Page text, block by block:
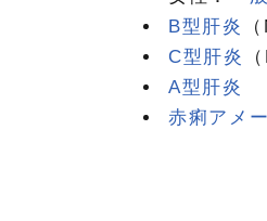
B型肝炎
C型肝炎
A型肝炎
赤痢アメ